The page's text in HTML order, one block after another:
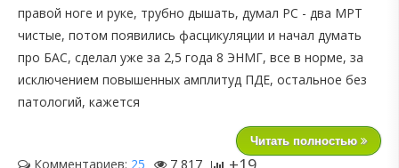
правой ноге и руке, трубно дышать, думал РС - два МРТ
чистые, потом появились фасцикуляции и начал думать
про БАС, сделал уже за 2,5 года 8 ЭНМГ, все в норме, за
исключением повышенных амплитуд ПДЕ, остальное без
патологий, кажется
Читать полностью
Комментариев: 25 7 817